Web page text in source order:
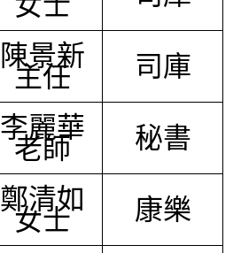
陳景新
主任 司庫
李麗華
老師 秘書
鄭清如
女士 康樂